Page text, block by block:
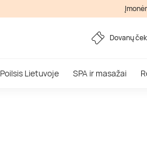
Dovanų
Poilsis Lietuvoje SPA ir masažai